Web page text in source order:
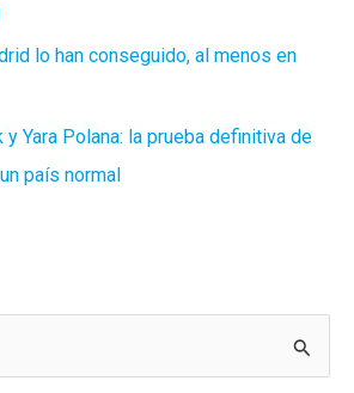
lo han conseguido, al menos en
y Yara Polana: la prueba definitiva de
país normal